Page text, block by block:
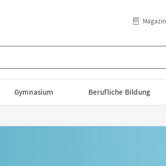
Magazin
Gymnasium Berufliche Bildung